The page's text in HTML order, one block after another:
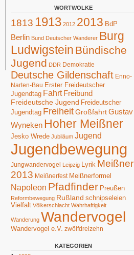
WORTWOLKE
1813 1913 2012 2013 BdP
Berlin Bund Deutscher Wanderer Burg
Ludwigstein Bündische
Jugend DDR Demokratie
Deutsche Gildenschaft Enno-
Narten-Bau Erster Freideutscher
Jugendtag Fahrt Freibund
Freideutsche Jugend Freideutscher
Jugendtag FreiheitGroßfahrtGustav
Wyneken Hoher Meißner
Jesko Wrede Jubiläum Jugend
Jugendbewegung
Jungwandervogel Leipzig Lyrik Meißner
2013 Meißnerfest Meißnerformel
Napoleon Pfadfinder Preußen
Reformbewegung Rußland schnipseleien
Vielfalt Völkerschlacht Wahrhaftigkeit
Wanderung Wandervogel
Wandervogel e.V. zwölfdreizehn
KATEGORIEN